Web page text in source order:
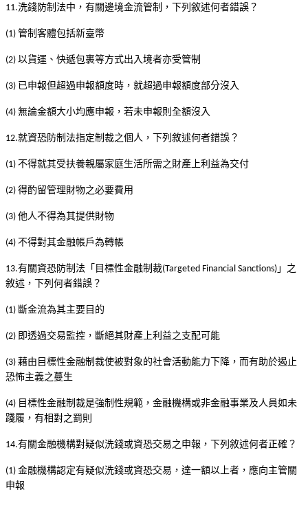
11.洗錢防制法中，有關邊境金流管制，下列敘述何者錯誤？
(1) 管制客體包括新臺幣
(2) 以貨運、快遞包裹等方式出入境者亦受管制
(3) 已申報但超過申報額度時，就超過申報額度部分沒入
(4) 無論金額大小均應申報，若未申報則全額沒入
12.就資恐防制法指定制裁之個人，下列敘述何者錯誤？
(1) 不得就其受扶養親屬家庭生活所需之財產上利益為交付
(2) 得酌留管理財物之必要費用
(3) 他人不得為其提供財物
(4) 不得對其金融帳戶為轉帳
13.有關資恐防制法「目標性金融制裁(Targeted Financial Sanctions) 」之
敘述，下列何者錯誤？
(1) 斷金流為其主要目的
(2) 即透過交易監控，斷絕其財產上利益之支配可能
(3) 藉由目標性金融制裁使被對象的社會活動能力下降，而有助於遏止
恐怖主義之蔓生
(4) 目標性金融制裁是強制性規範，金融機構或非金融事業及人員如未
踐履，有相對之罰則
14.有關金融機構對疑似洗錢或資恐交易之申報，下列敘述何者正確？
(1) 金融機構認定有疑似洗錢或資恐交易，達一額以上者，應向主管關
申報